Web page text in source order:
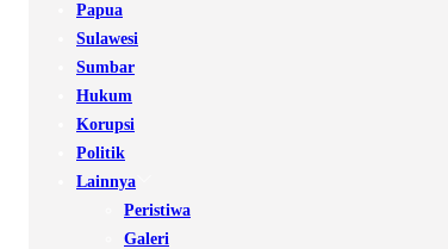
Papua
Sulawesi
Sumbar
Hukum
Korupsi
Politik
Lainnya
Peristiwa
Galeri